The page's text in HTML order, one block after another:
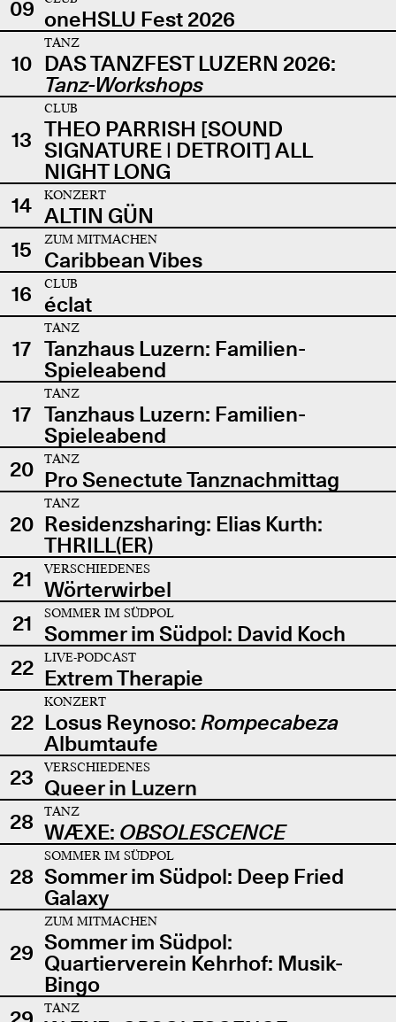
09 oneHSLU Fest 2026
10
TANZ
DAS TANZFEST LUZERN 2026:
Tanz-Workshops
13
CLUB
THEO PARRISH [SOUND
SIGNATURE | DETROIT] ALL
NIGHT LONG
14
KONZERT
ALTIN GÜN
15
ZUM MITMACHEN
Caribbean Vibes
16
CLUB
éclat
17
TANZ
Tanzhaus Luzern: Familien-
Spieleabend
17
TANZ
Tanzhaus Luzern: Familien-
Spieleabend
20
TANZ
Pro Senectute Tanznachmittag
20
TANZ
Residenzsharing: Elias Kurth:
THRILL(ER)
21
VERSCHIEDENES
Wörterwirbel
21
SOMMER IM SÜDPOL
Sommer im Südpol: David Koch
22
LIVE-PODCAST
Extrem Therapie
22
KONZERT
Losus Reynoso: Rompecabeza
Albumtaufe
23
VERSCHIEDENES
Queer in Luzern
28
TANZ
WÆXE: OBSOLESCENCE
28
SOMMER IM SÜDPOL
Sommer im Südpol: Deep Fried
Galaxy
29
ZUM MITMACHEN
Sommer im Südpol:
Quartierverein Kehrhof: Musik-
Bingo
TANZ